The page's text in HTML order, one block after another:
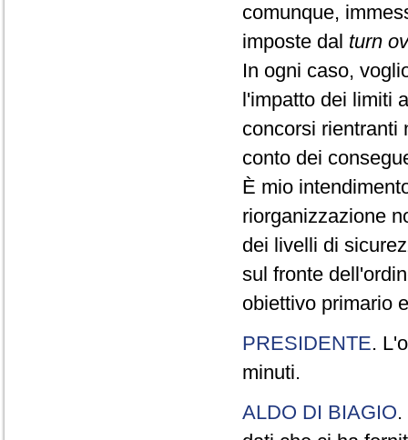
comunque,
imposte dal turn
In ogni caso,
l'impatto dei limiti
concorsi rientranti
conto dei
È mio
riorganizzazione
dei livelli di
sul fronte
obiettivo primario
PRESIDENTE.
minuti.
ALDO DI BIAGIO